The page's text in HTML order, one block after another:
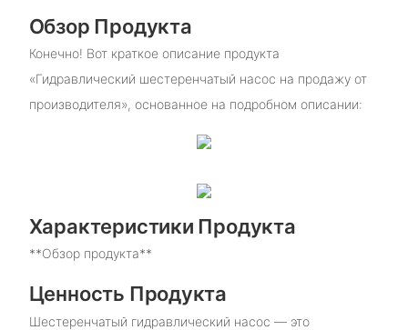
Обзор Продукта
Конечно! Вот краткое описание продукта
«Гидравлический шестеренчатый насос на продажу от
производителя», основанное на подробном описании:
Характеристики Продукта
**Обзор продукта**
Ценность Продукта
Шестеренчатый гидравлический насос — это